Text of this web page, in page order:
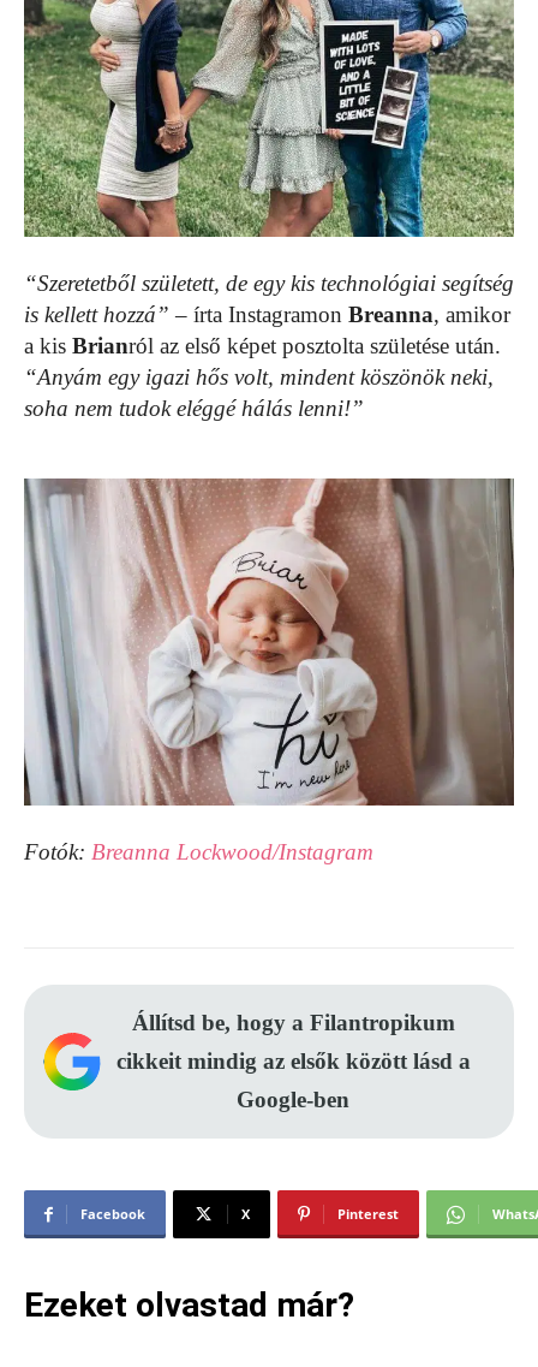
“Szeretetből született, de egy kis technológiai segítség
is kellett hozzá” – írta Instagramon Breanna, amikor
a kis Brianról az első képet posztolta születése után.
“Anyám egy igazi hős volt, mindent köszönök neki,
soha nem tudok eléggé hálás lenni!”
Fotók: Breanna Lockwood/Instagram
Állítsd be, hogy a Filantropikum
cikkeit mindig az elsők között lásd a
Google-ben
Facebook X Pinterest
Ezeket olvastad már?